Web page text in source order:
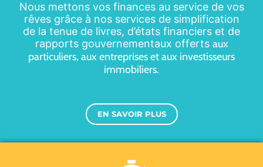
Nous mettons vos finances au service de vos
rêves grâce à nos services de simplification
de la tenue de livres, d’états financiers et de
rapports gouvernementaux offerts aux
particuliers, aux entreprises et aux investisseurs
immobiliers.
EN SAVOIR PLUS